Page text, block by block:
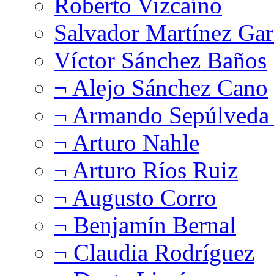
Salvador Martínez
Víctor Sánchez Baños
¬ Alejo Sánchez Cano
¬ Armando
¬ Arturo Nahle
¬ Arturo Ríos Ruiz
¬ Augusto Corro
¬ Benjamín Bernal
¬ Claudia Rodríguez